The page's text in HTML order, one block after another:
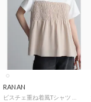
RANAN